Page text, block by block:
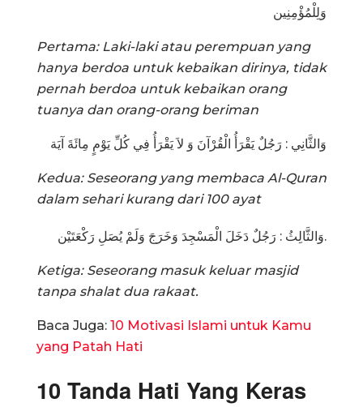
وَلِلْمُؤْمِنِين
Pertama: Laki-laki atau perempuan yang
hanya berdoa untuk kebaikan dirinya, tidak
pernah berdoa untuk kebaikan orang
tuanya dan orang-orang beriman
وَالثَّانِي : رَجُلٌ يَقْرَأُ الْقُرْآنَ وَ لاَ يَقْرَأُ فِي كُلِّ يَوْمٍ مِائَةَ آيَة
Kedua: Seseorang yang membaca Al-Quran
dalam sehari kurang dari 100 ayat
وَالثَّالِثُ : رَجُلٌ دَخَلَ الْمَسْجِدَ وَخَرَجَ وَلَمْ يُصَلِ رَكْعَتَيْن.
Ketiga: Seseorang masuk keluar masjid
tanpa shalat dua rakaat.
Baca Juga: 10 Motivasi Islami untuk Kamu
yang Patah Hati
10 Tanda Hati Yang Keras